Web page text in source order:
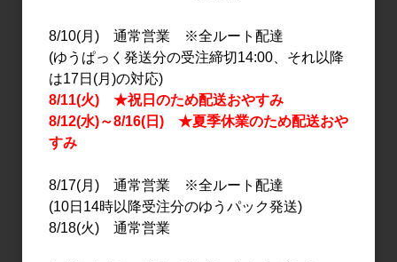
ワイン
サンマモルワイナリー 下
北ワイン Ryo 2020
ワイン
シャンテワイン ますかっ
8/10(月) 通常営業 ※全ルート配達
(ゆうぱっく発送分の受注締切14:00、それ以降
は17日(月)の対応)
8/11(火) ★祝日のため配送おやすみ
8/12(水)～8/16(日) ★夏季休業のため配送おや
すみ
8/17(月) 通常営業 ※全ルート配達
(10日14時以降受注分のゆうパック発送)
8/18(火) 通常営業